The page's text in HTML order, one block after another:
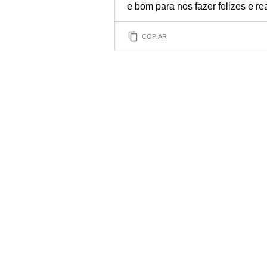
e bom para nos fazer felizes e
COPIAR